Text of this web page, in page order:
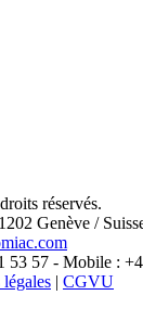
X
réservés.
Genève /
53 57 - Mobile :
| CGVU